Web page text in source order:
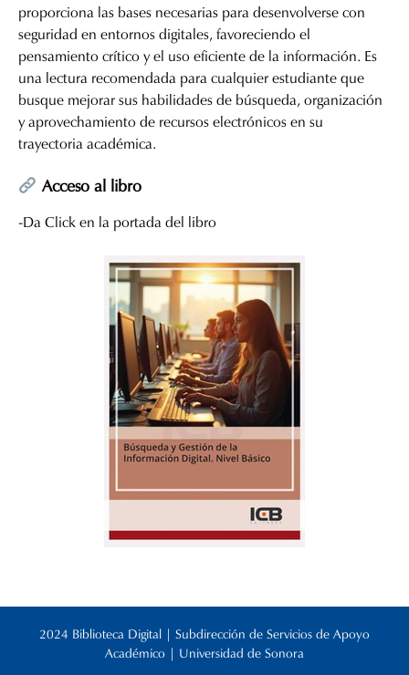
proporciona las bases necesarias para desenvolverse con
seguridad en entornos digitales, favoreciendo el
pensamiento crítico y el uso eficiente de la información. Es
una lectura recomendada para cualquier estudiante que
busque mejorar sus habilidades de búsqueda, organización
y aprovechamiento de recursos electrónicos en su
trayectoria académica.
Acceso al libro
-Da Click en la portada del libro
2024 Biblioteca Digital | Subdirección de Servicios de Apoyo
Académico | Universidad de Sonora